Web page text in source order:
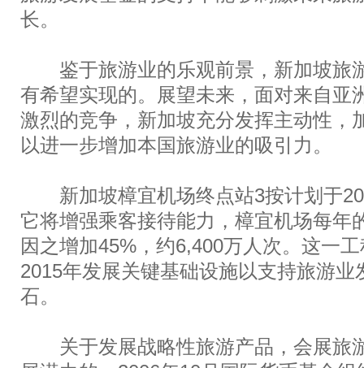
长。
鉴于旅游业的乐观前景，新加坡旅
有希望实现的。展望未来，面对来自亚
激烈的竞争，新加坡充分发挥主动性，
以进一步增加本国旅游业的吸引力。
新加坡樟宜机场终点站3按计划于
它将增强乘客接待能力，樟宜机场每年
因之增加45%，约6,400万人次。这一
2015年发展关键基础设施以支持旅游业
石。
关于发展战略性旅游产品，会展旅